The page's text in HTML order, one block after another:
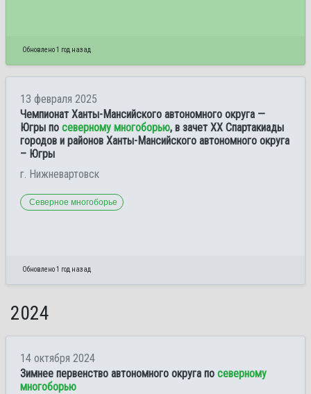
Обновлено 1 год назад
13 февраля 2025
Чемпионат Ханты-Мансийского автономного округа —
Югры по северному многоборью, в зачет XX Спартакиады
городов и районов Ханты-Мансийского автономного округа
– Югры
г. Нижневартовск
Северное многоборье
Обновлено 1 год назад
2024
14 октября 2024
Зимнее первенство автономного округа по северному
многоборью